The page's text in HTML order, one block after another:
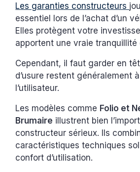
Les garanties constructeurs
essentiel lors de l’achat d’un
Elles protègent votre
apportent une vraie tranquillité
Cependant, il faut garder en
d’usure restent généralement
l’utilisateur.
Les modèles comme Folio et
Brumaire illustrent bien
constructeur sérieux. Ils
caractéristiques techniques
confort d’utilisation.